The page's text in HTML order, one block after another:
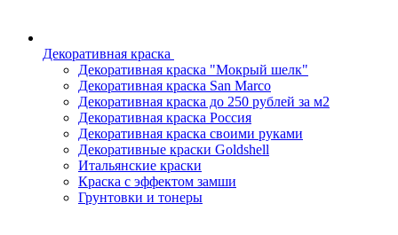
Декоративная краска
Декоративная краска "Мокрый шелк"
Декоративная краска San Marco
Декоративная краска до 250 рублей за м2
Декоративная краска Россия
Декоративная краска своими руками
Декоративные краски Goldshell
Итальянские краски
Краска с эффектом замши
Грунтовки и тонеры